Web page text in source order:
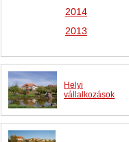
2014
2013
Helyi
vállalkozások